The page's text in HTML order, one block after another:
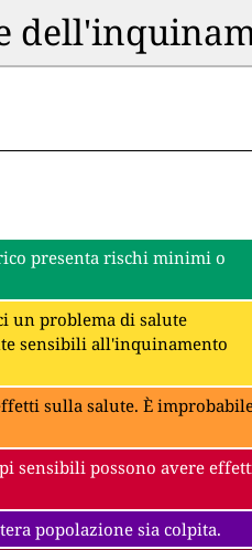
presenta rischi minimi o
un problema di salute
sensibili all'inquinamento
sulla salute. È
sensibili possono avere
popolazione sia colpita.